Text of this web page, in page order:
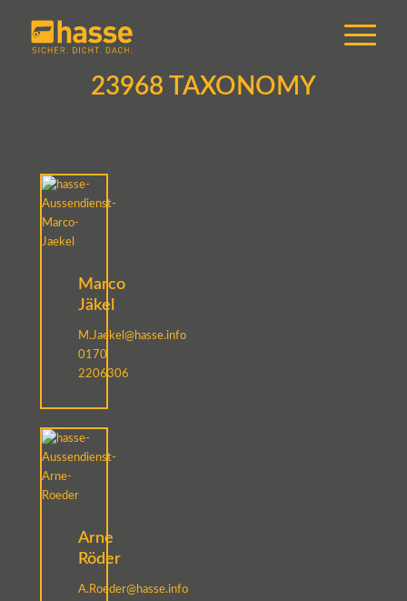
23968 TAXONOMY
Marco
Jäkel
M.Jaekel@hasse.info
0170
2206306
Arne
Röder
A.Roeder@hasse.info